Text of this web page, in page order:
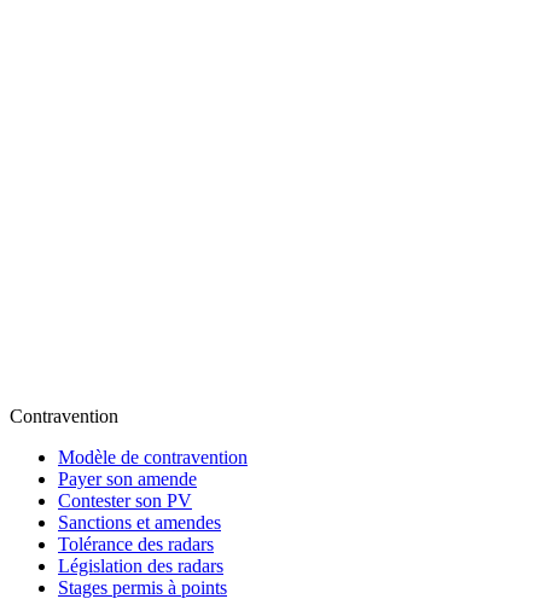
Contravention
Modèle de contravention
Payer son amende
Contester son PV
Sanctions et amendes
Tolérance des radars
Législation des radars
Stages permis à points